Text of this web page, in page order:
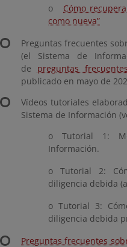
o Cómo
como nueva”
Preguntas frecuentes
(el Sistema de
de preguntas
publicado en mayo de
Vídeos tutoriales
Sistema de Información
o Tutorial 1:
Información.
o Tutorial 2:
diligencia debida
o Tutorial 3:
diligencia debida
Preguntas frecuentes